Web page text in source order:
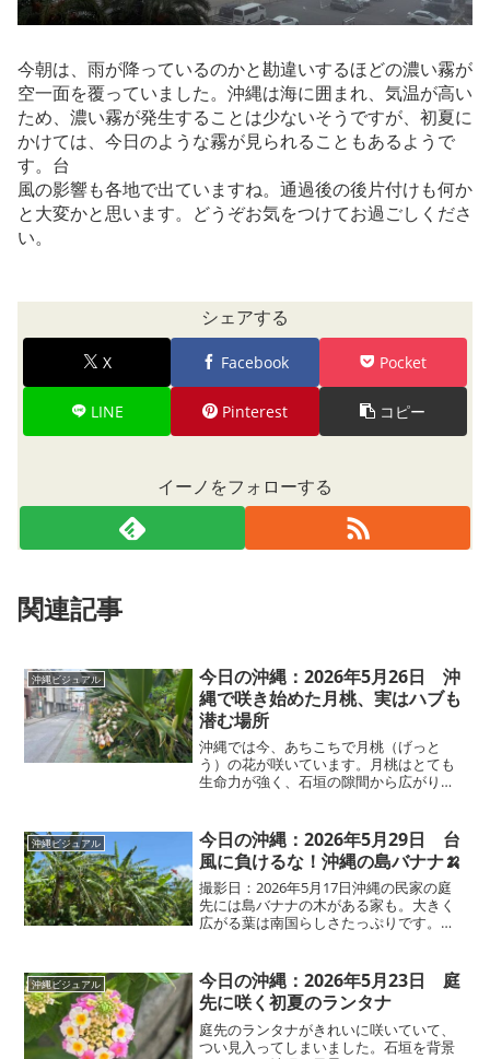
今朝は、雨が降っているのかと勘違いするほどの濃い霧が
空一面を覆っていました。沖縄は海に囲まれ、気温が高い
ため、濃い霧が発生することは少ないそうですが、初夏に
かけては、今日のような霧が見られることもあるようで
す。台
風の影響も各地で出ていますね。通過後の後片付けも何か
と大変かと思います。どうぞお気をつけてお過ごしくださ
い。
シェアする
X Facebook Pocket
LINE Pinterest コピー
イーノをフォローする
関連記事
沖縄ビジュアル
今日の沖縄：2026年5月26日 沖
縄で咲き始めた月桃、実はハブも
潜む場所
沖縄では今、あちこちで月桃（げっと
う）の花が咲いています。月桃はとても
生命力が強く、石垣の隙間から広がり、
とに、月桃の茂みではハブの抜け殻が見
つかることも…。背丈が高く...
沖縄ビジュアル
今日の沖縄：2026年5月29日 台
風に負けるな！沖縄の島バナナ🍌
撮影日：2026年5月17日沖縄の民家の庭
先には島バナナの木がある家も。大きく
広がる葉は南国らしさたっぷりです。ス
らしいふっくら体型。もっちりとした食
感で食べ応えがあり...
沖縄ビジュアル
今日の沖縄：2026年5月23日 庭
先に咲く初夏のランタナ
庭先のランタナがきれいに咲いていて、
つい見入ってしまいました。石垣を背景